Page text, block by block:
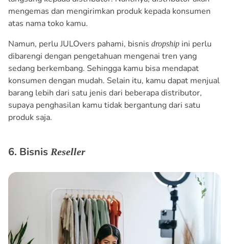
mengemas dan mengirimkan produk kepada konsumen
atas nama toko kamu.
Namun, perlu JULOvers pahami, bisnis dropship ini perlu
dibarengi dengan pengetahuan mengenai tren yang
sedang berkembang. Sehingga kamu bisa mendapat
konsumen dengan mudah. Selain itu, kamu dapat menjual
barang lebih dari satu jenis dari beberapa distributor,
supaya penghasilan kamu tidak bergantung dari satu
produk saja.
6. Bisnis Reseller